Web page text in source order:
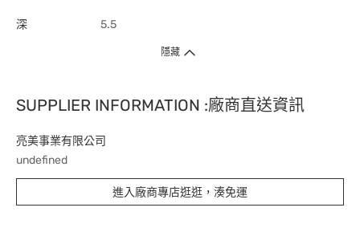
深 5.5
隱藏
SUPPLIER INFORMATION :廠商直送資訊
亮美事業有限公司
undefined
進入廠商專店逛逛，湊免運